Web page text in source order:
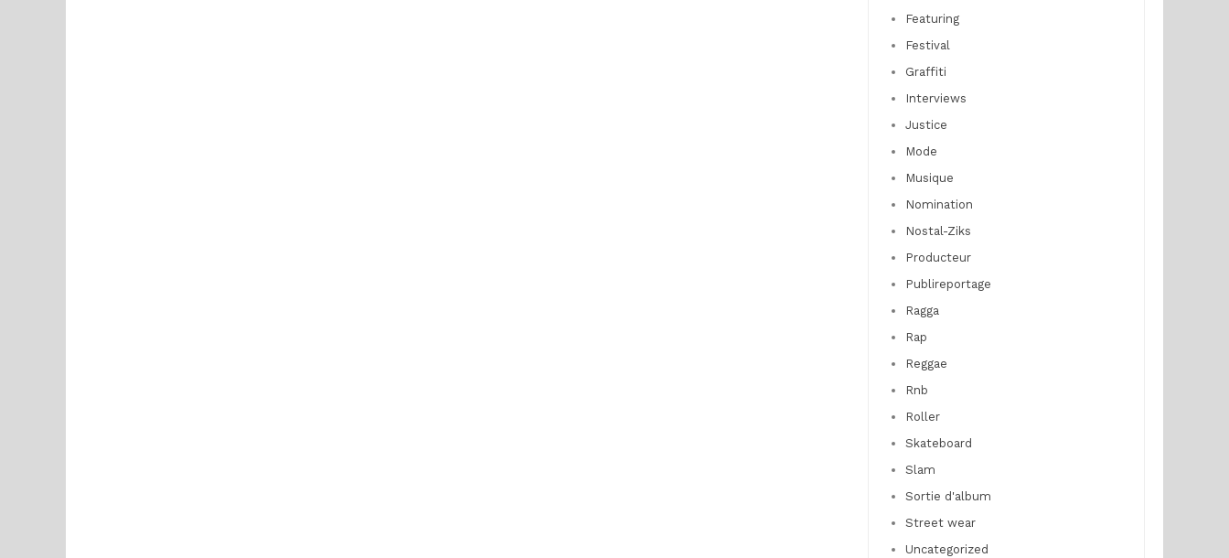
Featuring
Festival
Graffiti
Interviews
Justice
Mode
Musique
Nomination
Nostal-Ziks
Producteur
Publireportage
Ragga
Rap
Reggae
Rnb
Roller
Skateboard
Slam
Sortie d'album
Street wear
Uncategorized